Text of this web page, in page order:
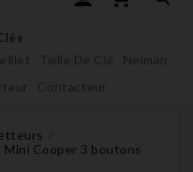
Taille De Clé
Neiman
Contacteur
Cooper 3 boutons